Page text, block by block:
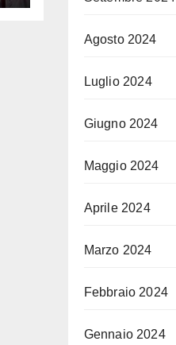
Agosto 2024
Luglio 2024
Giugno 2024
Maggio 2024
Aprile 2024
Marzo 2024
Febbraio 2024
Gennaio 2024